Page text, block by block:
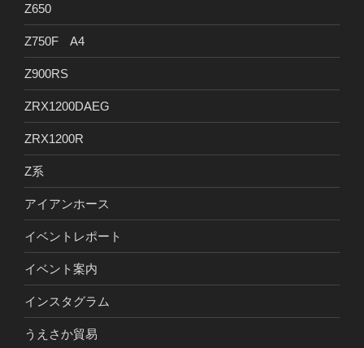
Z650
Z750F A4
Z900RS
ZRX1200DAEG
ZRX1200R
Z系
アイアンホース
イベントレポート
イベント案内
インスタグラム
うえさか貿易